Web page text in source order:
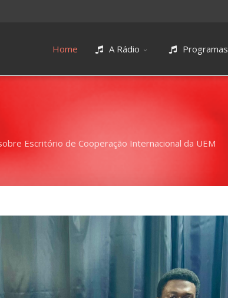
Home A Rádio Programas
Escritório de Cooperação Internacional da UEM